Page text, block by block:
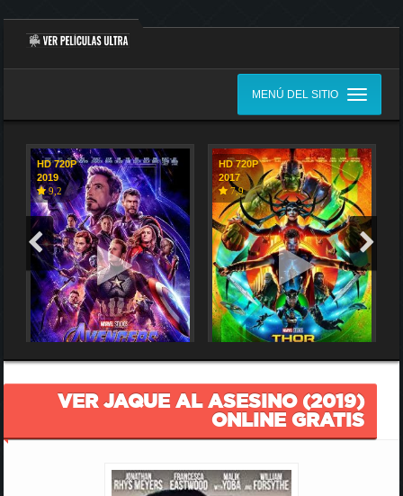
MENÚ DEL SITIO
HD 720P
2019
9,2
HD 720P
2017
7,9
VER JAQUE AL ASESINO (2019)
ONLINE GRATIS